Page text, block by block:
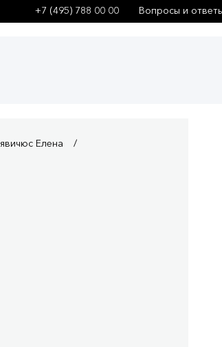
+7 (495) 788 00 00 Вопросы и
Елена